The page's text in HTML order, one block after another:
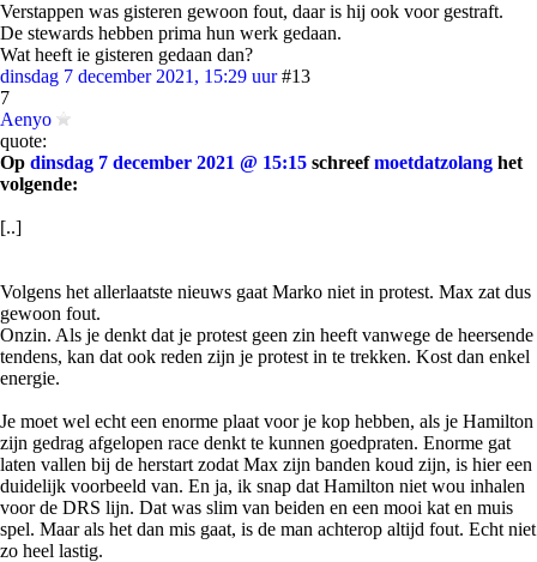
Verstappen was gisteren gewoon fout, daar is hij ook voor gestraft.
De stewards hebben prima hun werk gedaan.
Wat heeft ie gisteren gedaan dan?
dinsdag 7 december 2021, 15:29 uur #13
7
Aenyo
quote:
Op dinsdag 7 december 2021 @ 15:15 schreefmoetdatzolang het
volgende:
[..]
Volgens het allerlaatste nieuws gaat Marko niet in protest. Max zat dus
gewoon fout.
Onzin. Als je denkt dat je protest geen zin heeft vanwege de heersende
tendens, kan dat ook reden zijn je protest in te trekken. Kost dan enkel
energie.
Je moet wel echt een enorme plaat voor je kop hebben, als je Hamilton
zijn gedrag afgelopen race denkt te kunnen goedpraten. Enorme gat
laten vallen bij de herstart zodat Max zijn banden koud zijn, is hier een
duidelijk voorbeeld van. En ja, ik snap dat Hamilton niet wou inhalen
voor de DRS lijn. Dat was slim van beiden en een mooi kat en muis
spel. Maar als het dan mis gaat, is de man achterop altijd fout. Echt niet
zo heel lastig.